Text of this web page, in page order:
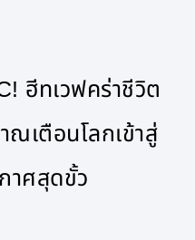
ฮีทเวฟคร่าชีวิต
เตือนโลกเข้าสู่
าศสุดขั้ว